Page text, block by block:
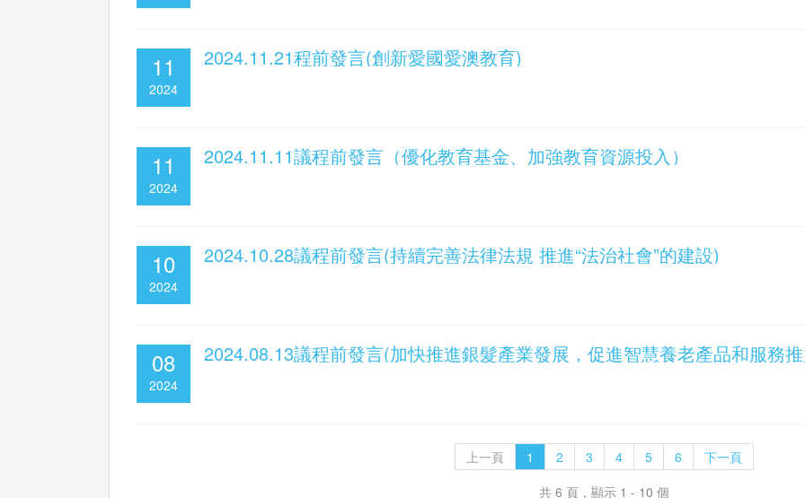
11
2024
2024.11.21程前發言(創新愛國愛澳教育)
11
2024
2024.11.11議程前發言（優化教育基金、加強教育資源投入）
10
2024
2024.10.28議程前發言(持續完善法律法規 推進“法治社會”的建設)
08
2024
2024.08.13議程前發言(加快推進銀髮產業發展，促進智慧養老產品和服務
上一頁 1 2 3 4 5 6
下一頁
共 6 頁，顯示 1 - 10 個